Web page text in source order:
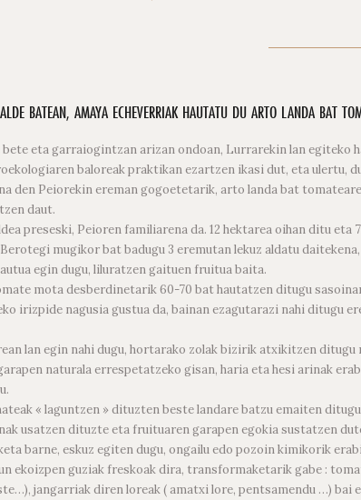
BATEAN, AMAYA ECHEVERRIAK HAUTATU DU ARTO LANDA BAT
eta garraiogintzan arizan ondoan, Lurrarekin lan egiteko
baloreak praktikan ezartzen ikasi dut, eta ulertu,
den Peiorekin ereman gogoetetarik, arto landa bat
daut.
preseski, Peioren familiarena da. 12 hektarea oihan ditu
mugikor bat badugu 3 eremutan lekuz aldatu
egin dugu, liluratzen gaituen fruitua baita.
mota desberdinetarik 60-70 bat hautatzen ditugu
irizpide nagusia gustua da, bainan ezagutarazi nahi ditugu
lan egin nahi dugu, hortarako zolak bizirik atxikitzen
naturala errespetatzeko gisan, haria eta hesi arinak
« laguntzen » dituzten beste landare batzu emaiten
usatzen dituzte eta fruituaren garapen egokia sustatzen
barne, eskuz egiten dugu, ongailu edo pozoin kimikorik
ekoizpen guziak freskoak dira, transformaketarik gabe :
jangarriak diren loreak ( amatxi lore, pentsamendu …) bai